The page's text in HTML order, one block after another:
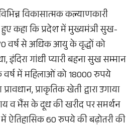
विकासात्मक कल्याणकारी
कहा कि प्रदेश में मुख्यमंत्री सुख-
वर्ष से अधिक आयु के वृद्धों को
इंदिरा गांधी प्यारी बहना सुख सम्मान
में महिलाओं को 18000 रुपये
प्राकृतिक खेती द्वारा उगाया
व भैंस के दूध की खरीद पर समर्थन
ऐतिहासिक 60 रुपये की बढ़ोतरी की